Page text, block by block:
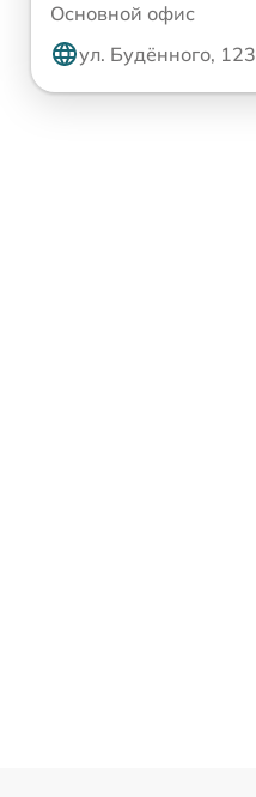
Основной офис
ул. Будённого, 123